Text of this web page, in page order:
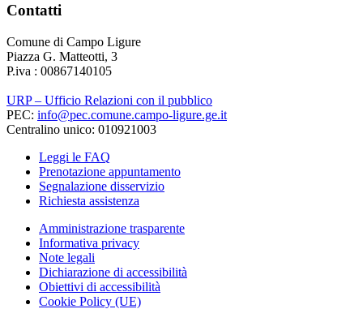
Contatti
Comune di Campo Ligure
Piazza G. Matteotti, 3
P.iva : 00867140105
URP – Ufficio Relazioni con il pubblico
PEC: info@pec.comune.campo-ligure.ge.it
Centralino unico: 010921003
Leggi le FAQ
Prenotazione appuntamento
Segnalazione disservizio
Richiesta assistenza
Amministrazione trasparente
Informativa privacy
Note legali
Dichiarazione di accessibilità
Obiettivi di accessibilità
Cookie Policy (UE)